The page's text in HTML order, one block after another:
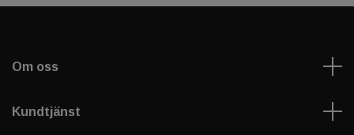
Om oss
Kundtjänst